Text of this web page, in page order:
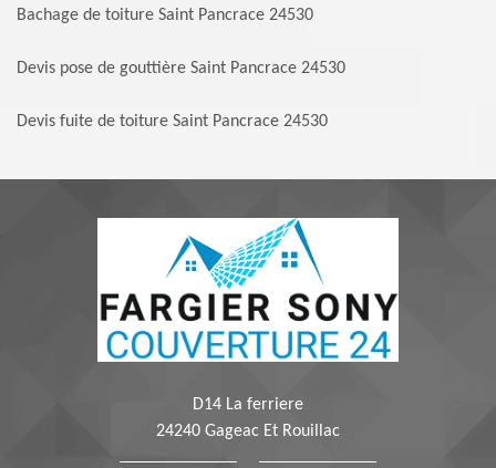
Bachage de toiture Saint Pancrace 24530
Devis pose de gouttière Saint Pancrace 24530
Devis fuite de toiture Saint Pancrace 24530
D14 La ferriere
24240 Gageac Et Rouillac